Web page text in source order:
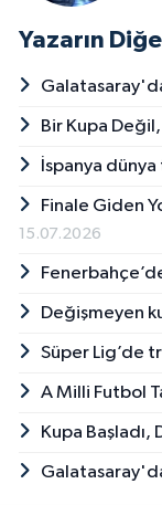
Yazarın
Bir Kupa
İspanya
Finale Giden
15.07.2026
Değişmeyen
Süper Lig’de
A Milli Futbol
Kupa Başladı,